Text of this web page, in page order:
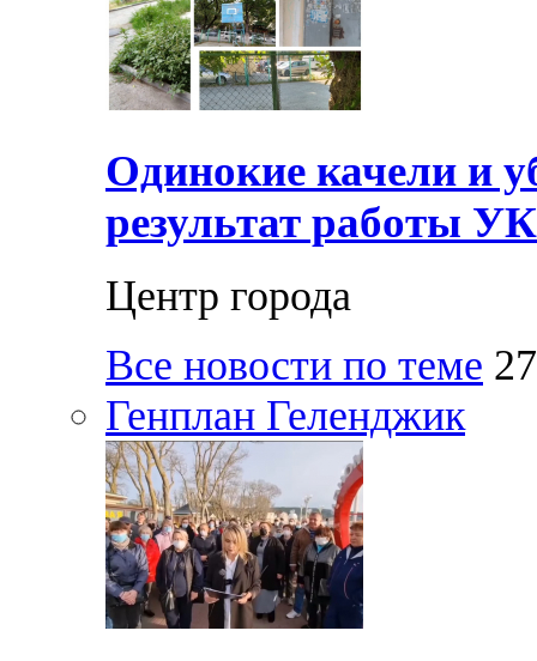
Одинокие качели и
результат работы
Центр города
Все новости по теме
Генплан Геленджик